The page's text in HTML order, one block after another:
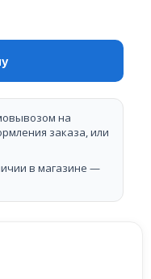
на
заказа, или
в магазине —